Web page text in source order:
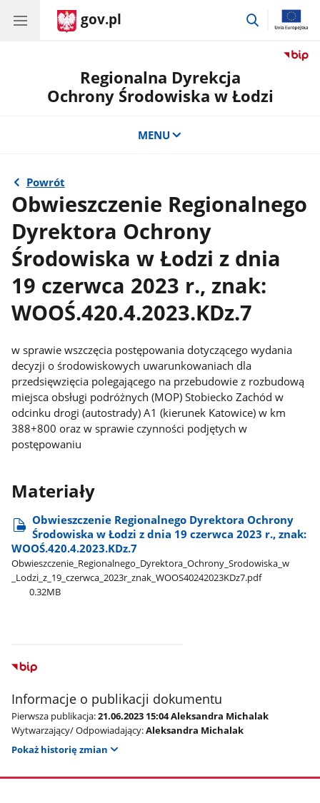
gov.pl
przejdź
Regionalna Dyrekcja
Ochrony Środowiska w Łodzi
MENU
Powrót
Obwieszczenie Regionalnego
Dyrektora Ochrony
Środowiska w Łodzi z dnia
19 czerwca 2023 r., znak:
WOOŚ.420.4.2023.KDz.7
w sprawie wszczęcia postępowania dotyczącego wydania
decyzji o środowiskowych uwarunkowaniach dla
przedsięwzięcia polegającego na przebudowie z rozbudową
miejsca obsługi podróżnych (MOP) Stobiecko Zachód w
odcinku drogi (autostrady) A1 (kierunek Katowice) w km
388+800 oraz w sprawie czynności podjętych w
postępowaniu
Materiały
Obwieszczenie Regionalnego Dyrektora Ochrony
Środowiska w Łodzi z dnia 19 czerwca 2023 r., znak:
WOOŚ.420.4.2023.KDz.7
Obwieszczenie​_Regionalnego​_Dyrektora​_Ochrony​_Srodowiska​_w​
_Lodzi​_z​_19​_czerwca​_2023r​_znak​_WOOS40242023KDz7.pdf
0.32MB
Informacje o publikacji dokumentu
Pierwsza publikacja:21.06.2023 15:04 Aleksandra Michalak
Wytwarzający/ Odpowiadający:Aleksandra Michalak
Pokaż historię zmian